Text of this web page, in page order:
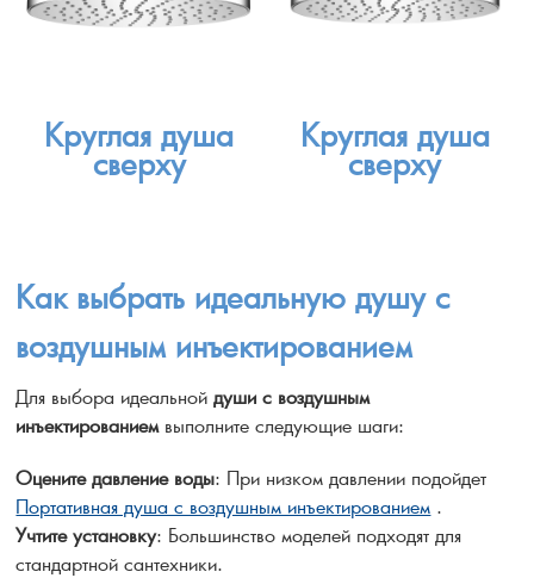
Круглая душа
сверху
Круглая душа
сверху
Как выбрать идеальную душу с
воздушным инъектированием
Для выбора идеальнойдуши с воздушным
инъектированиемвыполните следующие шаги:
Оцените давление воды: При низком давлении подойдет
Портативная душа с воздушным инъектированием .
Учтите установку: Большинство моделей подходят для
стандартной сантехники.